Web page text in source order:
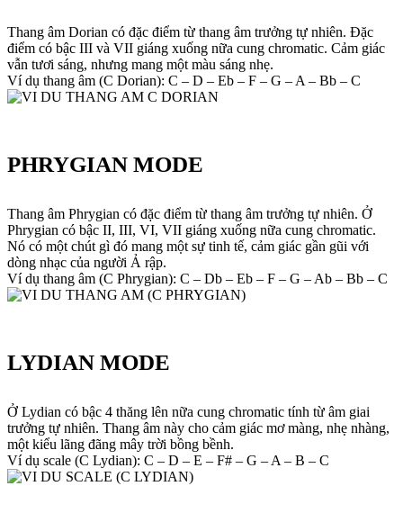
Thang âm Dorian có đặc điểm từ thang âm trưởng tự nhiên. Đặc
điểm có bậc III và VII giáng xuống nữa cung chromatic. Cảm giác
vẫn tươi sáng, nhưng mang một màu sáng nhẹ.
Ví dụ thang âm (C Dorian): C – D – Eb – F – G – A – Bb – C
PHRYGIAN MODE
Thang âm Phrygian có đặc điểm từ thang âm trưởng tự nhiên. Ở
Phrygian có bậc II, III, VI, VII giáng xuống nữa cung chromatic.
Nó có một chút gì đó mang một sự tinh tế, cảm giác gần gũi với
dòng nhạc của người Ả rập.
Ví dụ thang âm (C Phrygian): C – Db – Eb – F – G – Ab – Bb – C
LYDIAN MODE
Ở Lydian có bậc 4 thăng lên nữa cung chromatic tính từ âm giai
trưởng tự nhiên. Thang âm này cho cảm giác mơ màng, nhẹ nhàng,
một kiểu lãng đãng mây trời bồng bềnh.
Ví dụ scale (C Lydian): C – D – E – F# – G – A – B – C